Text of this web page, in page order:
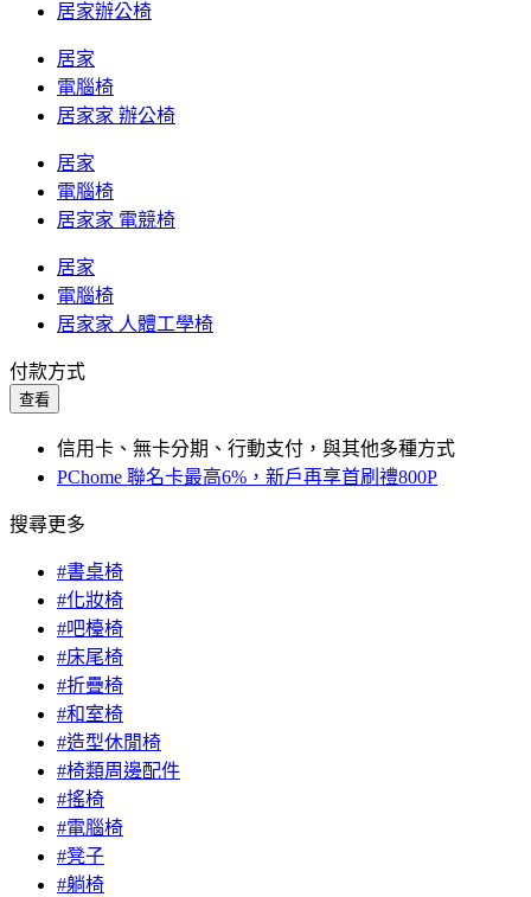
居家辦公椅
居家
電腦椅
居家家 辦公椅
居家
電腦椅
居家家 電競椅
居家
電腦椅
居家家 人體工學椅
付款方式
查看
信用卡、無卡分期、行動支付，與其他多種方式
PChome 聯名卡最高6%，新戶再享首刷禮800P
搜尋更多
#書桌椅
#化妝椅
#吧檯椅
#床尾椅
#折疊椅
#和室椅
#造型休閒椅
#椅類周邊配件
#搖椅
#電腦椅
#凳子
#躺椅